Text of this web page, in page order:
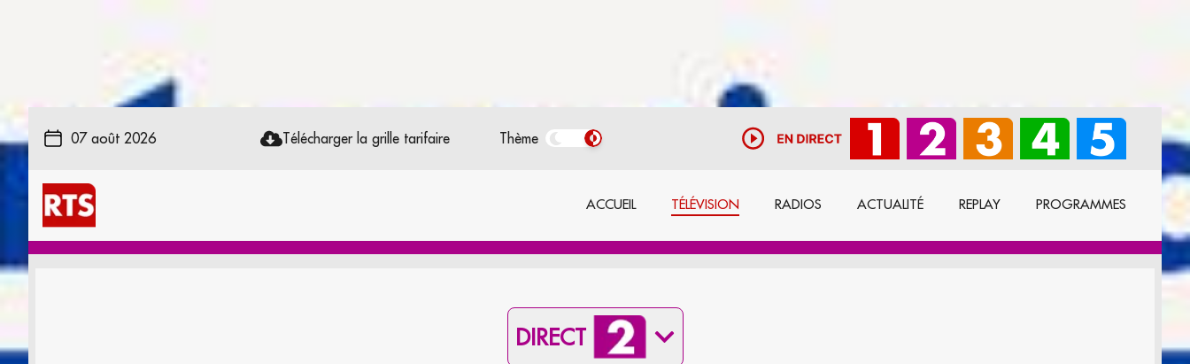
07 août 2026 Télécharger la grille tarifaire Thème
ACCUEIL TÉLÉVISION RADIOS ACTUALITÉ REPLAY PROGRAMMES
DIRECT